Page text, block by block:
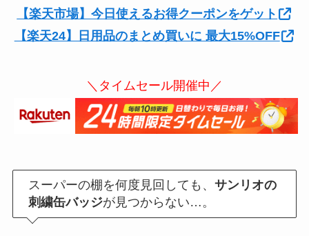
【楽天市場】今日使えるお得クーポンをゲット
【楽天24】日用品のまとめ買いに 最大15%OFF
＼タイムセール開催中／
スーパーの棚を何度見回しても、サンリオの
刺繍缶バッジが見つからない…。